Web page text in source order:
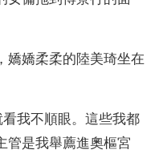
嬌嬌柔柔的陸美琦坐在
我不順眼。這些我都
管是我舉薦進奧樞宮